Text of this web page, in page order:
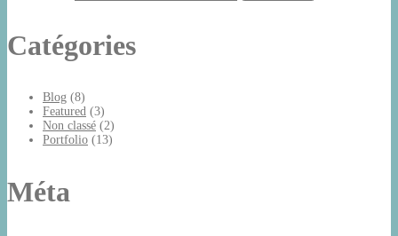
Catégories
Blog (8)
Featured (3)
Non classé (2)
Portfolio (13)
Méta